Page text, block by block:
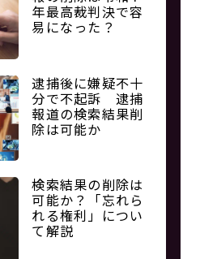
年最高裁判決で容
易になった？
逮捕後に嫌疑不十
分で不起訴 逮捕
報道の検索結果削
除は可能か
検索結果の削除は
可能か？「忘れら
れる権利」につい
て解説